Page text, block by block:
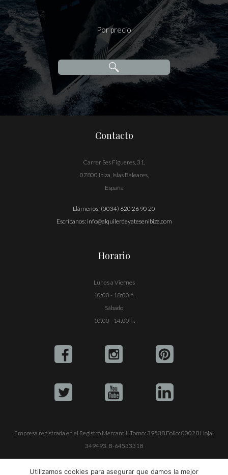
Por precio
Contacto
Carrer Ses Figueres, 31,
07800 Ibiza, Islas Baleares,
España
Llámenos: (0034) 620 26 90 20
Escríbanos: info@alquilerdeyatesenibiza.com
Horario
Lunes a Viernes
10:00 - 18:00 h.
Sábado
10:00 - 14:00 h.
Empresa registrada en el Registro Mercantil: Tomo: 39538 Folio: 00028 Hoja:
349493. B-64533318
Utilizamos cookies para asegurar que damos la mejor